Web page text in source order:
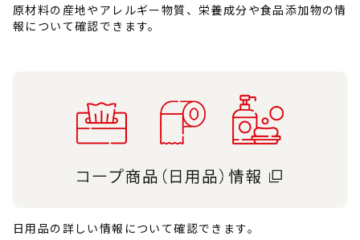
原材料の産地やアレルギー物質、栄養成分や食品添加物の情
報について確認できます。
日用品の詳しい情報について確認できます。